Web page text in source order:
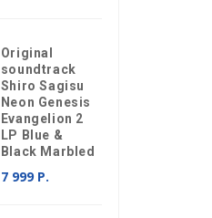
Original
soundtrack
Shiro Sagisu
Neon Genesis
Evangelion 2
LP Blue &
Black Marbled
7 999 Р.